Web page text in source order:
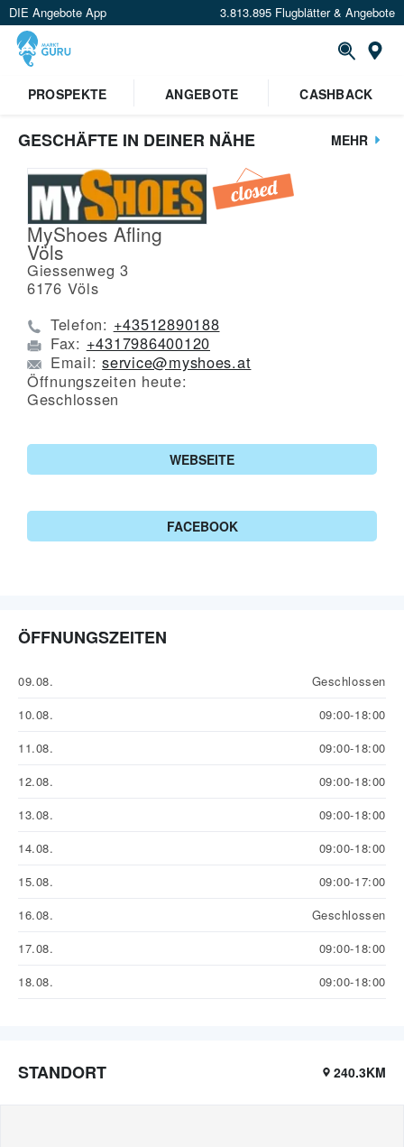
DIE Angebote App 3.813.895 Flugblätter & Angebote
PROSPEKTE
ANGEBOTE CASHBACK
GESCHÄFTE IN DEINER NÄHE MEHR
MyShoes Afling
Völs
Giessenweg 3
6176 Völs
Telefon: +43512890188
Fax: +4317986400120
Email:service@myshoes.at
Öffnungszeiten heute:
Geschlossen
WEBSEITE
FACEBOOK
ÖFFNUNGSZEITEN
09.08.
Geschlossen
10.08.
09:00-18:00
11.08.
09:00-18:00
12.08.
09:00-18:00
13.08.
09:00-18:00
14.08.
09:00-18:00
15.08.
09:00-17:00
16.08.
Geschlossen
17.08.
09:00-18:00
18.08.
09:00-18:00
STANDORT 240.3KM